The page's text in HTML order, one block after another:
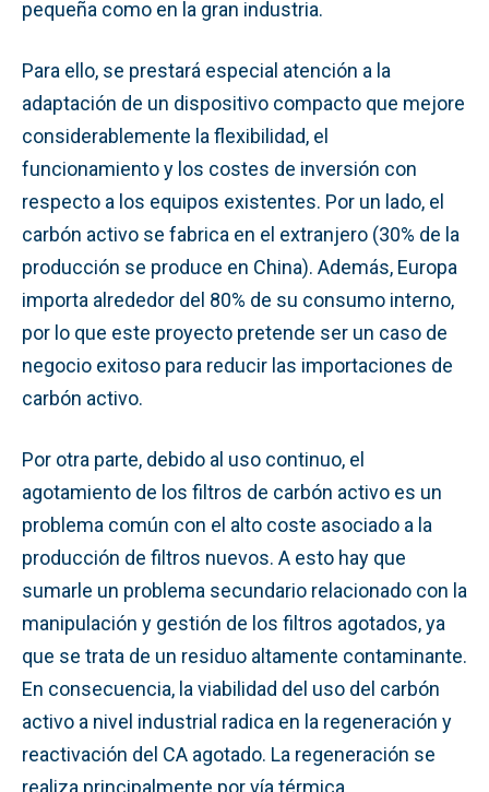
pequeña como en la gran industria.
Para ello, se prestará especial atención a la
adaptación de un dispositivo compacto que mejore
considerablemente la flexibilidad, el
funcionamiento y los costes de inversión con
respecto a los equipos existentes. Por un lado, el
carbón activo se fabrica en el extranjero (30% de la
producción se produce en China). Además, Europa
importa alrededor del 80% de su consumo interno,
por lo que este proyecto pretende ser un caso de
negocio exitoso para reducir las importaciones de
carbón activo.
Por otra parte, debido al uso continuo, el
agotamiento de los filtros de carbón activo es un
problema común con el alto coste asociado a la
producción de filtros nuevos. A esto hay que
sumarle un problema secundario relacionado con la
manipulación y gestión de los filtros agotados, ya
que se trata de un residuo altamente contaminante.
En consecuencia, la viabilidad del uso del carbón
activo a nivel industrial radica en la regeneración y
reactivación del CA agotado. La regeneración se
realiza principalmente por vía térmica.